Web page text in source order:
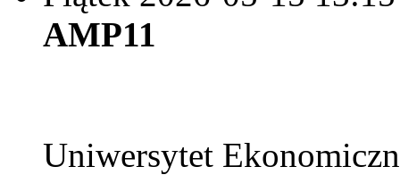
AMP11
Uniwersytet